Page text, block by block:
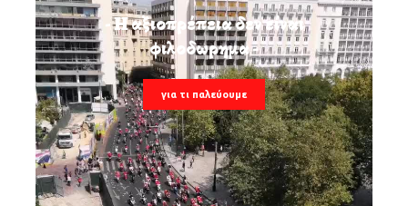
- Η αξιοπρέπεια δεν είναι
φιλοδωρημα -
για τι παλεύουμε